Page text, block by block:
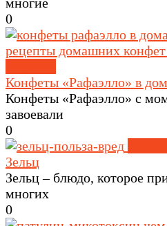
0
Конфеты «Рафаэлло» в
Конфеты «Рафаэлло» с
завоевали
0
Зельц
Зельц – блюдо, которое
многих
0